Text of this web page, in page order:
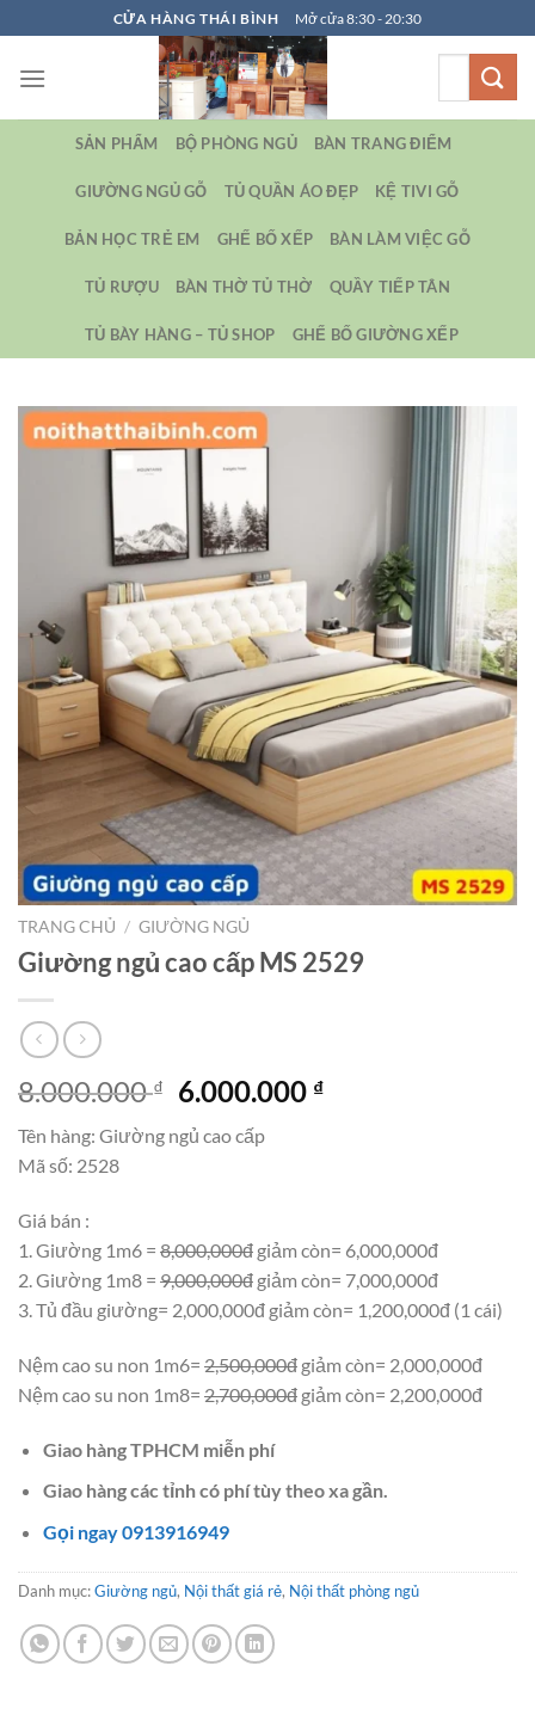
qua
nội
CỬA HÀNG THÁI BÌNH Mở cửa 8:30 - 20:30
SẢN PHẨM BỘ PHÒNG NGỦ BÀN TRANG ĐIỂM
GIƯỜNG NGỦ GỖ TỦ QUẦN ÁO ĐẸP KỆ TIVI GỖ
BẢN HỌC TRẺ EM GHẾ BỐ XẾP BÀN LÀM VIỆC GỖ
TỦ RƯỢU BÀN THỜ TỦ THỜ QUẦY TIẾP TÂN
TỦ BÀY HÀNG – TỦ SHOP GHẾ BỐ GIƯỜNG XẾP
TRANG CHỦ / GIƯỜNG NGỦ
Giường ngủ cao cấp MS 2529
8.000.000₫
Giá
gốc
là:
6.000.000 ₫Giá
Tên hàng: Giường ngủ cao cấp
Mã số: 2528
Giá bán :
1. Giường 1m6 = 8,000,000đ giảm còn= 6,000,000đ
2. Giường 1m8 = 9,000,000đ giảm còn= 7,000,000đ
3. Tủ đầu giường= 2,000,000đ giảm còn= 1,200,000đ (1 cái)
Nệm cao su non 1m6= 2,500,000đ giảm còn= 2,000,000đ
Nệm cao su non 1m8= 2,700,000đ giảm còn= 2,200,000đ
Giao hàng TPHCM miễn phí
Giao hàng các tỉnh có phí tùy theo xa gần.
Gọi ngay 0913916949
Danh mục:Giường ngủ, Nội thất giá rẻ, Nội thất phòng ngủ